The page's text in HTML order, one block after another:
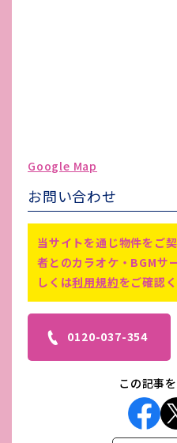
備考
事務
Google Map
お問い合わせ
当サイトを通じ物件をご
者とのカラオケ・BGMサ
しくは利用規約をご確認く
0120-037-354
この記事